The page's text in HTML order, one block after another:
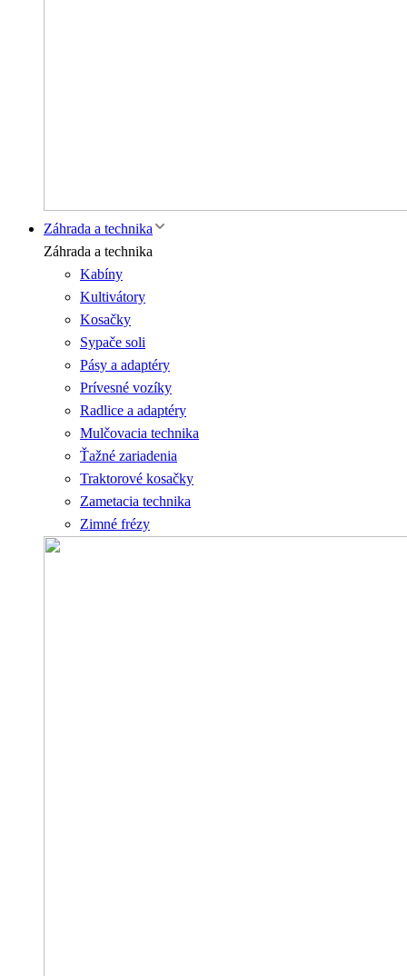
Záhrada a technika
Záhrada a technika
Kabíny
Kultivátory
Kosačky
Sypače soli
Pásy a adaptéry
Prívesné vozíky
Radlice a adaptéry
Mulčovacia technika
Ťažné zariadenia
Traktorové kosačky
Zametacia technika
Zimné frézy